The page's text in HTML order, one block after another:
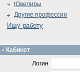
Ювелиры
Другие профессии
Ищу работу
Кабинет
Логин